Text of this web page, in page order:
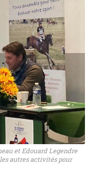
et Edouard Legendre
autres activités pour